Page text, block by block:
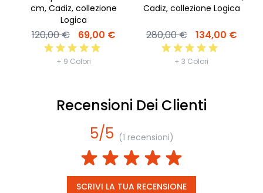
cm, Cadiz, collezione
Logica
120,00 € 69,00 €
+ 9 Colori
Cadiz, collezione Logica
280,00 € 134,00 €
+ 3 Colori
Recensioni Dei Clienti
5/5 (1 recensioni)
SCRIVI LA TUA RECENSIONE